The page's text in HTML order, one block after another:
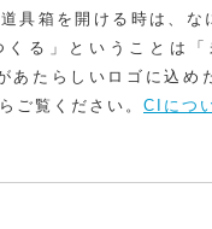
具箱を開ける時は、
くる」ということは
あたらしいロゴに込め
ご覧ください。 CIにつ